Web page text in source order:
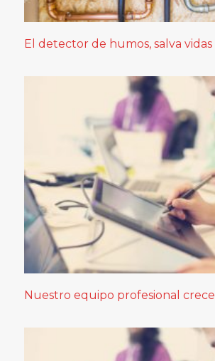
El detector de humos, salva vidas
Nuestro equipo profesional crece